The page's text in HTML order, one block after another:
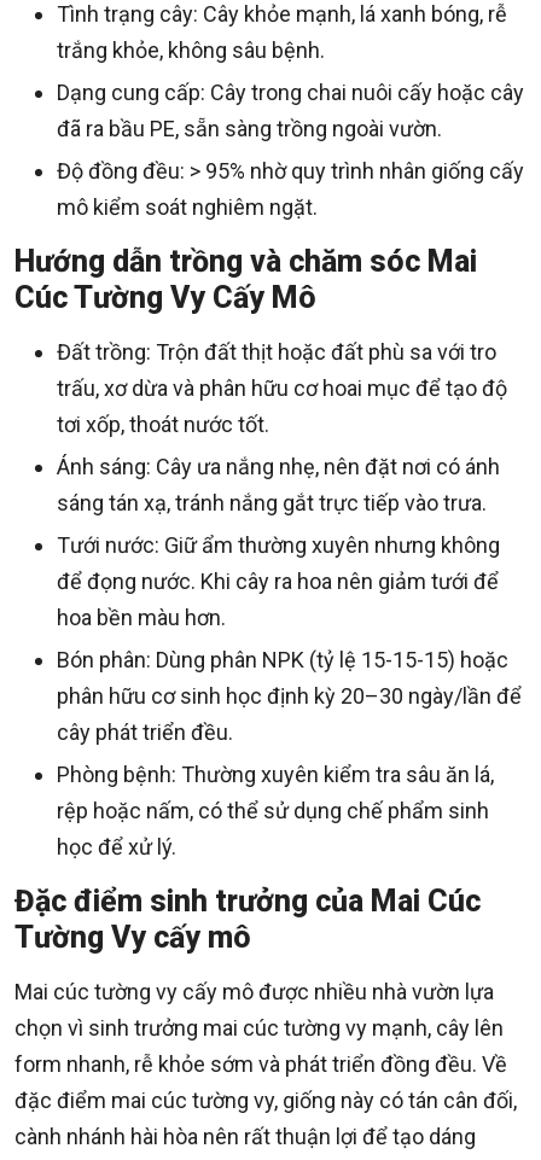
Tình trạng cây: Cây khỏe mạnh, lá xanh bóng, rễ
trắng khỏe, không sâu bệnh.
Dạng cung cấp: Cây trong chai nuôi cấy hoặc cây
đã ra bầu PE, sẵn sàng trồng ngoài vườn.
Độ đồng đều: > 95% nhờ quy trình nhân giống cấy
mô kiểm soát nghiêm ngặt.
Hướng dẫn trồng và chăm sóc Mai
Cúc Tường Vy Cấy Mô
Đất trồng: Trộn đất thịt hoặc đất phù sa với tro
trấu, xơ dừa và phân hữu cơ hoai mục để tạo độ
tơi xốp, thoát nước tốt.
Ánh sáng: Cây ưa nắng nhẹ, nên đặt nơi có ánh
sáng tán xạ, tránh nắng gắt trực tiếp vào trưa.
Tưới nước: Giữ ẩm thường xuyên nhưng không
để đọng nước. Khi cây ra hoa nên giảm tưới để
hoa bền màu hơn.
Bón phân: Dùng phân NPK (tỷ lệ 15-15-15) hoặc
phân hữu cơ sinh học định kỳ 20–30 ngày/lần để
cây phát triển đều.
Phòng bệnh: Thường xuyên kiểm tra sâu ăn lá,
rệp hoặc nấm, có thể sử dụng chế phẩm sinh
học để xử lý.
Đặc điểm sinh trưởng của Mai Cúc
Tường Vy cấy mô
Mai cúc tường vy cấy mô được nhiều nhà vườn lựa
chọn vì sinh trưởng mai cúc tường vy mạnh, cây lên
form nhanh, rễ khỏe sớm và phát triển đồng đều. Về
đặc điểm mai cúc tường vy, giống này có tán cân đối,
cành nhánh hài hòa nên rất thuận lợi để tạo dáng